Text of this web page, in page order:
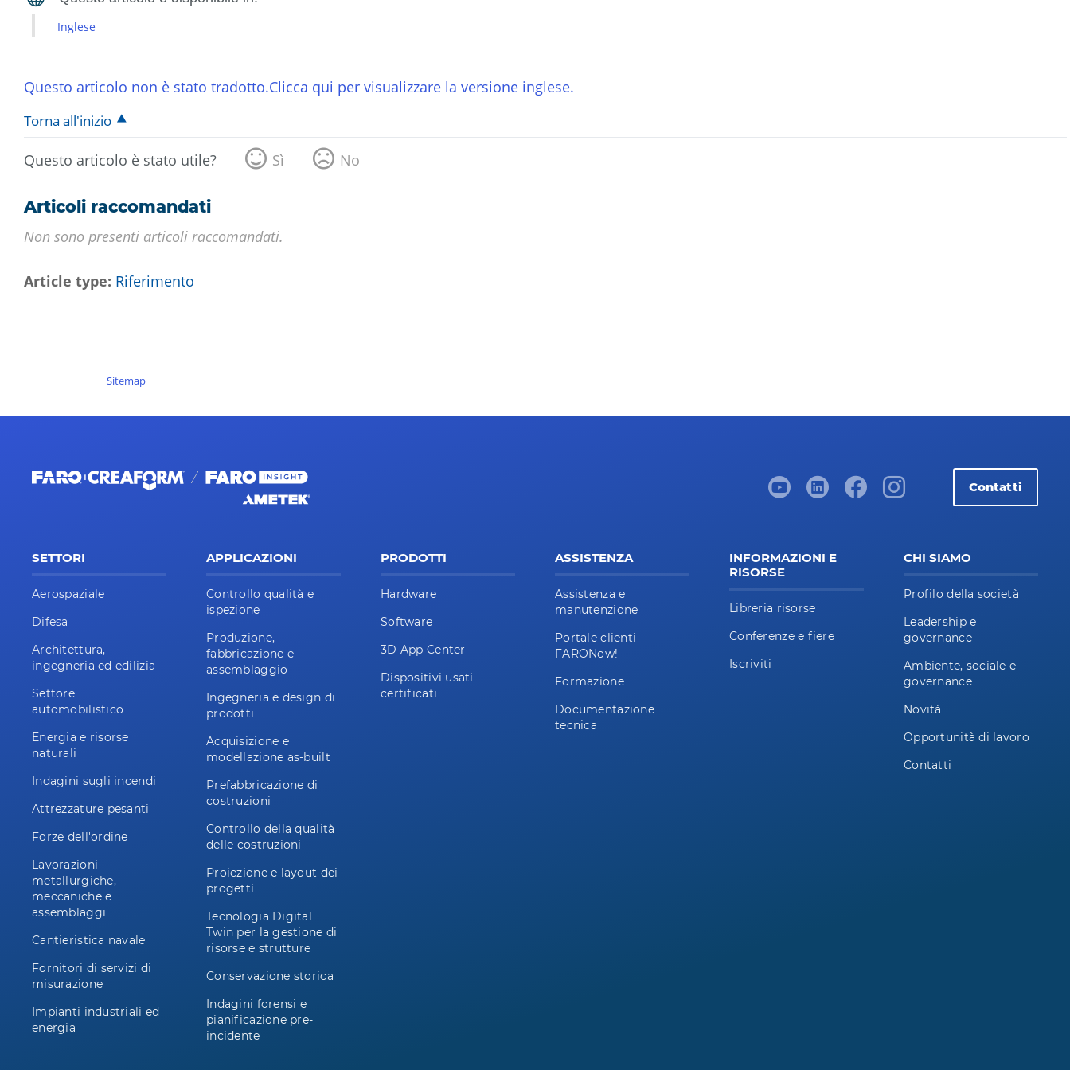
Inglese
Questo articolo non è stato tradotto.Clicca qui per visualizzare la versione inglese.
Torna all'inizio
Questo articolo è stato utile? Sì No
Articoli raccomandati
Non sono presenti articoli raccomandati.
Article type Riferimento
Sitemap
Contatti
SETTORI
Aerospaziale
Difesa
Architettura,
ingegneria ed edilizia
Settore
automobilistico
Energia e risorse
naturali
Indagini sugli incendi
Attrezzature pesanti
Forze dell'ordine
Lavorazioni
metallurgiche,
meccaniche e
assemblaggi
Cantieristica navale
Fornitori di servizi di
misurazione
Impianti industriali ed
energia
APPLICAZIONI
Controllo qualità e
ispezione
Produzione,
fabbricazione e
assemblaggio
Ingegneria e design di
prodotti
Acquisizione e
modellazione as-built
Prefabbricazione di
costruzioni
Controllo della qualità
delle costruzioni
Proiezione e layout dei
progetti
Tecnologia Digital
Twin per la gestione di
risorse e strutture
Conservazione storica
Indagini forensi e
pianificazione pre-
incidente
PRODOTTI
Hardware
Software
3D App Center
Dispositivi usati
certificati
ASSISTENZA
Assistenza e
manutenzione
Portale clienti
FARONow!
Formazione
Documentazione
tecnica
INFORMAZIONI E
RISORSE
Libreria risorse
Conferenze e fiere
Iscriviti
CHI SIAMO
Profilo della società
Leadership e
governance
Ambiente, sociale e
governance
Novità
Opportunità di lavoro
Contatti